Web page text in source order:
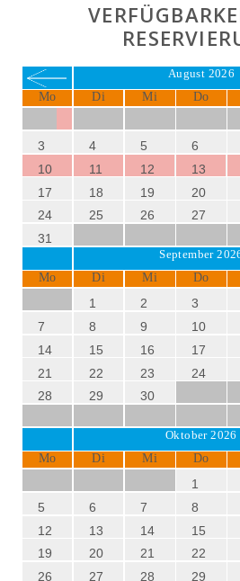
August 2026
Mo Di Mi Do
3
4 5 6
10
11 12 13
17
18 19 20
24
25 26 27
31
September
Mo Di Mi Do
1 2 3
7
8 9 10
14
15 16 17
21
22 23 24
28
29 30
Oktober 2026
Mo Di Mi Do
1
5
6 7 8
12
13 14 15
19
20 21 22
26
27 28 29